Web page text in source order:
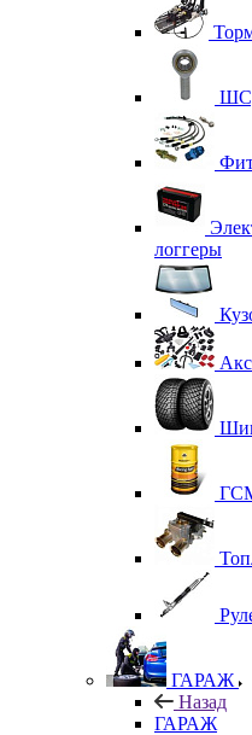
ШС,
логгеры
ГАРАЖ
Назад
ГАРАЖ